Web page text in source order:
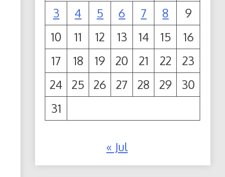
3
4 5 6 7 8
9
10
11 12 13 14 15
16
17
18 19 20 21 22
23
24
25 26 27 28 29
30
31
« Jul